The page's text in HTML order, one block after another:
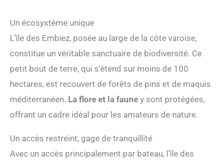
Un écosystème unique
L’île des Embiez, posée au large de la côte varoise,
constitue un véritable sanctuaire de biodiversité. Ce
petit bout de terre, qui s’étend sur moins de 100
hectares, est recouvert de forêts de pins et de maquis
méditerranéen. La flore et la faune y sont protégées,
offrant un cadre idéal pour les amateurs de nature.
Un accès restreint, gage de tranquillité
Avec un accès principalement par bateau, l’île des